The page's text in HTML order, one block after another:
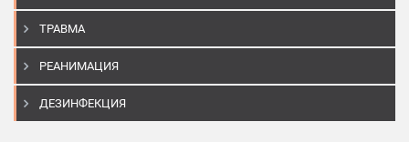
ТРАВМА
РЕАНИМАЦИЯ
ДЕЗИНФЕКЦИЯ